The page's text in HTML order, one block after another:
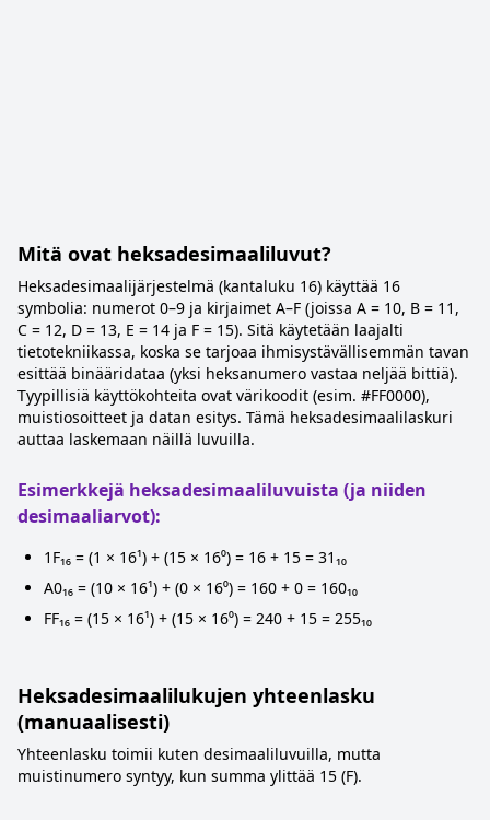
Mitä ovat heksadesimaaliluvut?
Heksadesimaalijärjestelmä (kantaluku 16) käyttää 16
symbolia: numerot 0–9 ja kirjaimet A–F (joissa A = 10, B = 11,
C = 12, D = 13, E = 14 ja F = 15). Sitä käytetään laajalti
tietotekniikassa, koska se tarjoaa ihmisystävällisemmän tavan
esittää binääridataa (yksi heksanumero vastaa neljää bittiä).
Tyypillisiä käyttökohteita ovat värikoodit (esim. #FF0000),
muistiosoitteet ja datan esitys. Tämä heksadesimaalilaskuri
auttaa laskemaan näillä luvuilla.
Esimerkkejä heksadesimaaliluvuista (ja niiden
desimaaliarvot):
1F₁₆ = (1 × 16¹) + (15 × 16⁰) = 16 + 15 = 31₁₀
A0₁₆ = (10 × 16¹) + (0 × 16⁰) = 160 + 0 = 160₁₀
FF₁₆ = (15 × 16¹) + (15 × 16⁰) = 240 + 15 = 255₁₀
Heksadesimaalilukujen yhteenlasku
(manuaalisesti)
Yhteenlasku toimii kuten desimaaliluvuilla, mutta
muistinumero syntyy, kun summa ylittää 15 (F).